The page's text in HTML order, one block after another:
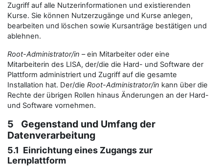
Zugriff auf alle Nutzerinformationen und existierenden
Kurse. Sie können Nutzerzugänge und Kurse anlegen,
bearbeiten und löschen sowie Kursanträge bestätigen und
ablehnen.
Root-Administrator/in – ein Mitarbeiter oder eine
Mitarbeiterin des LISA, der/die die Hard- und Software der
Plattform administriert und Zugriff auf die gesamte
Installation hat. Der/die Root-Administrator/in kann über die
Rechte der übrigen Rollen hinaus Änderungen an der Hard-
und Software vornehmen.
5 Gegenstand und Umfang der
Datenverarbeitung
5.1 Einrichtung eines Zugangs zur
Lernplattform